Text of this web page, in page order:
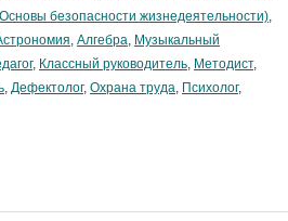
безопасности жизнедеятельности),
, Алгебра, Музыкальный
, Классный руководитель, Методист,
, Дефектолог, Охрана труда, Психолог,